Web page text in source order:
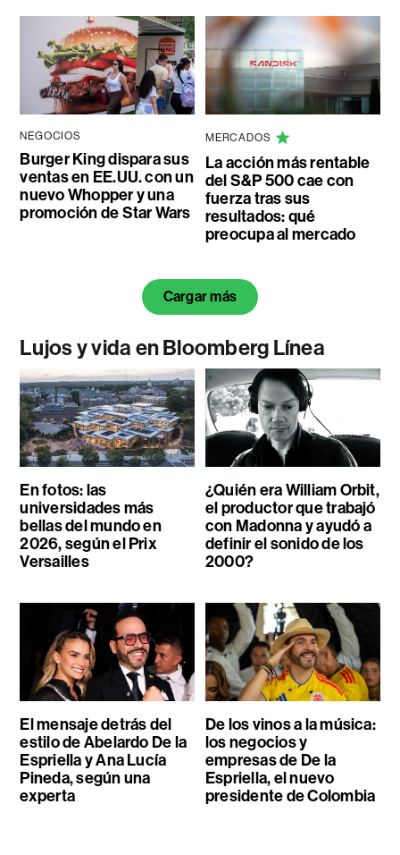
NEGOCIOS
Burger King dispara sus
ventas en EE.UU. con un
nuevo Whopper y una
promoción de Star Wars
MERCADOS
La acción más rentable
del S&P 500 cae con
fuerza tras sus
resultados: qué
preocupa al mercado
Cargar más
Lujos y vida en Bloomberg Línea
En fotos: las
universidades más
bellas del mundo en
2026, según el Prix
Versailles
¿Quién era William Orbit,
el productor que trabajó
con Madonna y ayudó a
definir el sonido de los
2000?
El mensaje detrás del
estilo de Abelardo De la
Espriella y Ana Lucía
Pineda, según una
experta
De los vinos a la música:
los negocios y
empresas de De la
Espriella, el nuevo
presidente de Colombia